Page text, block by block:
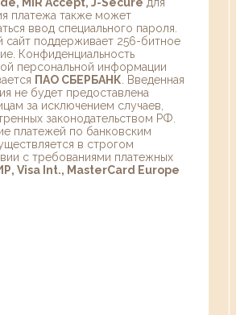
платежа также может
ввод специального пароля.
сайт поддерживает 256-битное
Конфиденциальность
персональной информации
ПАО СБЕРБАНК . Введенная
не будет предоставлена
за исключением случаев,
законодательством РФ.
платежей по банковским
в строгом
с требованиями платежных
Visa Int., MasterCard Europe